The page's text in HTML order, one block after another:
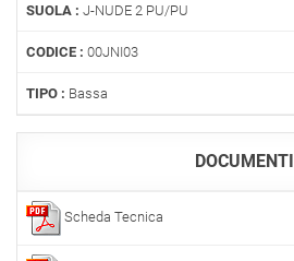
SUOLA : J-NUDE 2 PU/PU
CODICE : 00JNI03
TIPO : Bassa
DOCUMENTI
Scheda Tecnica